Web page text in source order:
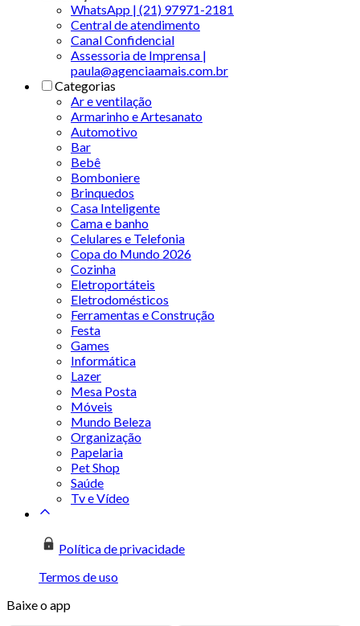
WhatsApp | (21) 97971-2181
Central de atendimento
Canal Confidencial
Assessoria de Imprensa |
paula@agenciaamais.com.br
Categorias
Ar e ventilação
Armarinho e Artesanato
Automotivo
Bar
Bebê
Bomboniere
Brinquedos
Casa Inteligente
Cama e banho
Celulares e Telefonia
Copa do Mundo 2026
Cozinha
Eletroportáteis
Eletrodomésticos
Ferramentas e Construção
Festa
Games
Informática
Lazer
Mesa Posta
Móveis
Mundo Beleza
Organização
Papelaria
Pet Shop
Saúde
Tv e Vídeo
Política de privacidade
Termos de uso
Baixe o app